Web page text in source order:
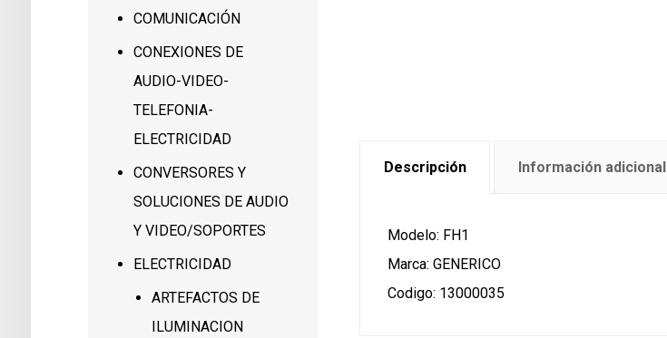
Descripción Información adicional
Modelo: FH1
Marca: GENERICO
Codigo: 13000035
COMUNICACIÓN
CONEXIONES DE
AUDIO-VIDEO-
TELEFONIA-
ELECTRICIDAD
CONVERSORES Y
SOLUCIONES DE AUDIO
Y VIDEO/SOPORTES
ELECTRICIDAD
ARTEFACTOS DE
ILUMINACION